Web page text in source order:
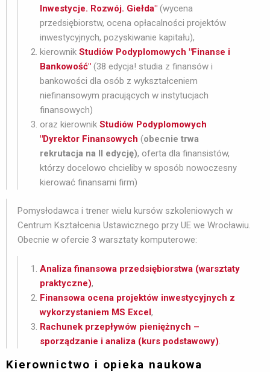
Inwestycje. Rozwój. Giełda" (wycena
przedsiębiorstw, ocena opłacalności projektów
inwestycyjnych, pozyskiwanie kapitału),
kierownikStudiów Podyplomowych "Finanse i
Bankowość" (38 edycja! studia z finansów i
bankowości dla osób z wykształceniem
niefinansowym pracujących w instytucjach
finansowych)
oraz kierownikStudiów Podyplomowych
"Dyrektor Finansowych (obecnie trwa
rekrutacja na II edycję), oferta dla finansistów,
którzy docelowo chcieliby w sposób nowoczesny
kierować finansami firm)
Pomysłodawca i trener wielu kursów szkoleniowych w
Centrum Kształcenia Ustawicznego przy UE we Wrocławiu.
Obecnie w ofercie 3 warsztaty komputerowe:
Analiza finansowa przedsiębiorstwa (warsztaty
praktyczne),
Finansowa ocena projektów inwestycyjnych z
wykorzystaniem MS Excel,
Rachunek przepływów pieniężnych –
sporządzanie i analiza (kurs podstawowy).
Kierownictwo i opieka naukowa